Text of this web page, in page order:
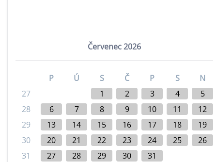
Červenec 2026
P Ú S Č P S
N
27
1 2 3 4
5
28
6 7 8 9 10 11
12
29
13 14 15 16 17 18
19
30
20 21 22 23 24 25
26
31
27 28 29 30 31